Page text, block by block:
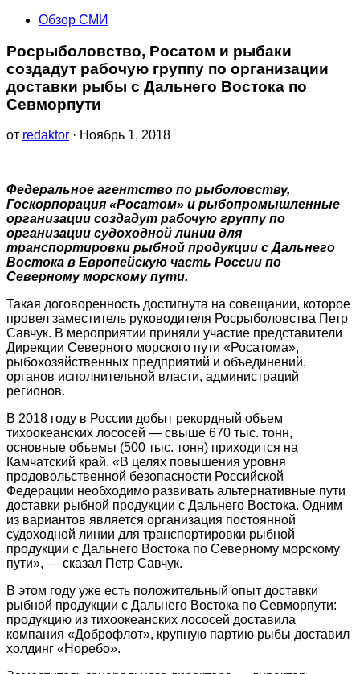
Обзор СМИ
Росрыболовство, Росатом и рыбаки
создадут рабочую группу по организации
доставки рыбы с Дальнего Востока по
Севморпути
от redaktor · Ноябрь 1, 2018
Федеральное агентство по рыболовству,
Госкорпорация «Росатом» и рыбопромышленные
организации создадут рабочую группу по
организации судоходной линии для
транспортировки рыбной продукции с Дальнего
Востока в Европейскую часть России по
Северному морскому пути.
Такая договоренность достигнута на совещании, которое
провел заместитель руководителя Росрыболовства Петр
Савчук. В мероприятии приняли участие представители
Дирекции Северного морского пути «Росатома»,
рыбохозяйственных предприятий и объединений,
органов исполнительной власти, администраций
регионов.
В 2018 году в России добыт рекордный объем
тихоокеанских лососей — свыше 670 тыс. тонн,
основные объемы (500 тыс. тонн) приходится на
Камчатский край. «В целях повышения уровня
продовольственной безопасности Российской
Федерации необходимо развивать альтернативные пути
доставки рыбной продукции с Дальнего Востока. Одним
из вариантов является организация постоянной
судоходной линии для транспортировки рыбной
продукции с Дальнего Востока по Северному морскому
пути», — сказал Петр Савчук.
В этом году уже есть положительный опыт доставки
рыбной продукции с Дальнего Востока по Севморпути:
продукцию из тихоокеанских лососей доставила
компания «Доброфлот», крупную партию рыбы доставил
холдинг «Норебо».